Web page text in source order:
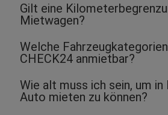
Gilt eine
Mietwagen?
Welche
CHECK24 anmietbar?
Wie alt muss ich sein, um
Auto mieten zu können?